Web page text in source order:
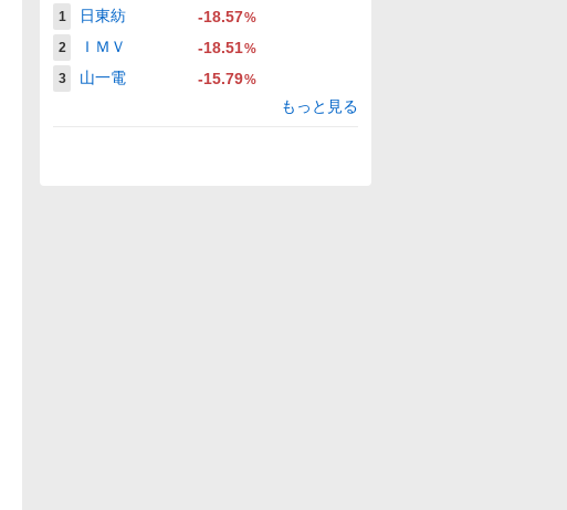
1 日東紡 -18.57%
2
ＩＭＶ -18.51%
3
山一電 -15.79%
もっと見る